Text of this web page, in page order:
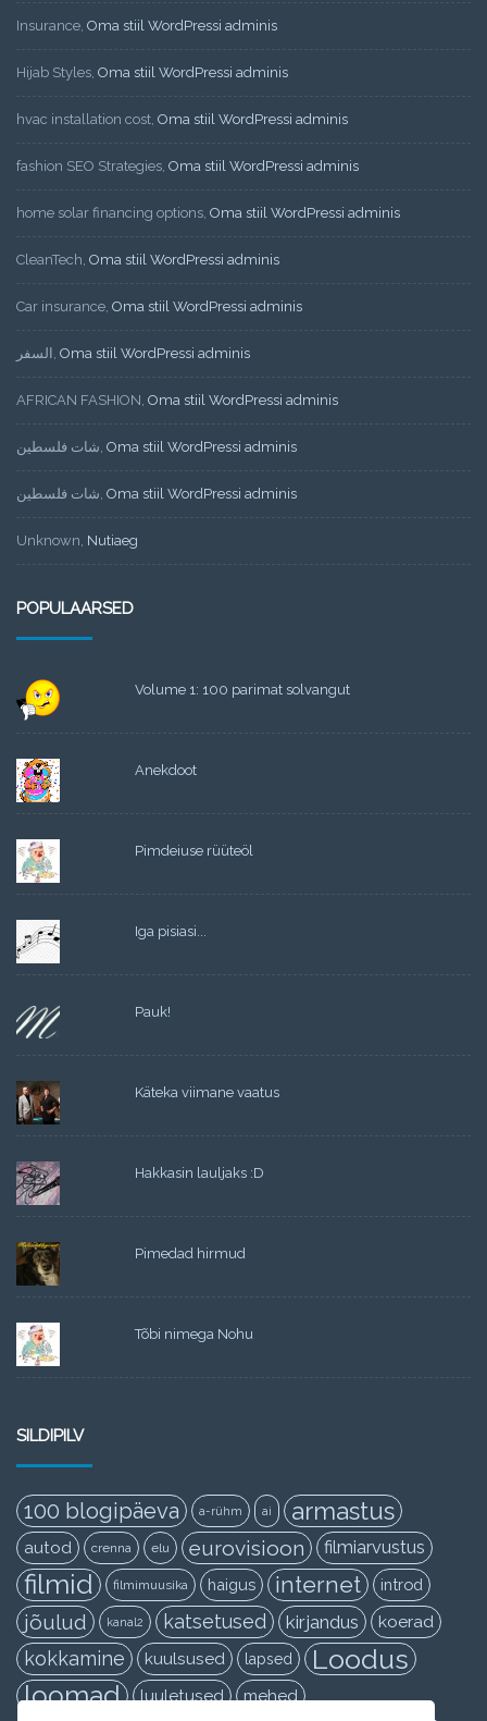
Insurance Oma stiil WordPressi adminis
Hijab Styles Oma stiil WordPressi adminis
hvac installation cost Oma stiil WordPressi adminis
fashion SEO Strategies Oma stiil WordPressi adminis
home solar financing options Oma stiil WordPressi adminis
CleanTech Oma stiil WordPressi adminis
Car insurance Oma stiil WordPressi adminis
السفر Oma stiil WordPressi adminis
AFRICAN FASHION Oma stiil WordPressi adminis
شات فلسطين Oma stiil WordPressi adminis
شات فلسطين Oma stiil WordPressi adminis
Unknown Nutiaeg
POPULAARSED
Volume 1: 100 parimat solvangut
Anekdoot
Pimdeiuse rüüteöl
Iga pisiasi...
Pauk!
Käteka viimane vaatus
Hakkasin lauljaks :D
Pimedad hirmud
Tõbi nimega Nohu
SILDIPILV
100 blogipäeva a-rühm ai armastus
autod crenna elu eurovisioon filmiarvustus
filmid filmimuusika haigus internet introd
jõulud kanal2 katsetused kirjandus koerad
kokkamine kuulsused lapsed Loodus
loomad luuletused mehed